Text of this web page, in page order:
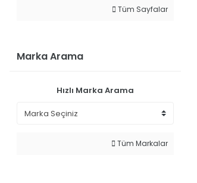
Tüm Sayfalar
Marka Arama
Hızlı Marka Arama
Tüm Markalar